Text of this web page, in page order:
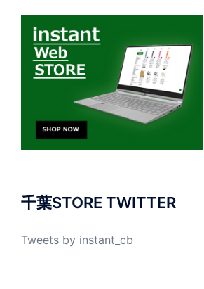
千葉STORE TWITTER
Tweets by instant_cb